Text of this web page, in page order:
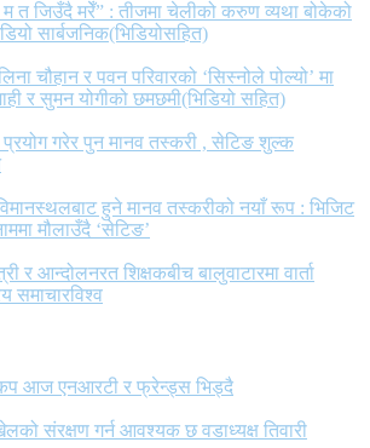
त जिउँदै मरेँ” : तीजमा चेलीको करुण व्यथा बोकेको
सार्बजनिक(भिडियोसहित)
चौहान र पवन परिवारको ‘सिस्नोले पोल्यो’ मा
र सुमन योगीको छमछमी(भिडियो सहित)
प्रयोग गरेर पुन मानव तस्करी , सेटिङ शुल्क
हुने मानव तस्करीको नयाँ रूप : भिजिट
मौलाउँदै ‘सेटिङ’
र आन्दोलनरत शिक्षकबीच बालुवाटारमा वार्ता
समाचारविश्व
आज एनआरटी र फ्रेन्ड्स भिड्दै
संरक्षण गर्न आवश्यक छ वडाध्यक्ष तिवारी